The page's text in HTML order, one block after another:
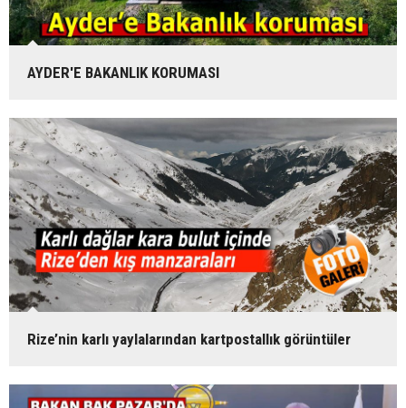
AYDER'E BAKANLIK KORUMASI
Rize’nin karlı yaylalarından kartpostallık görüntüler